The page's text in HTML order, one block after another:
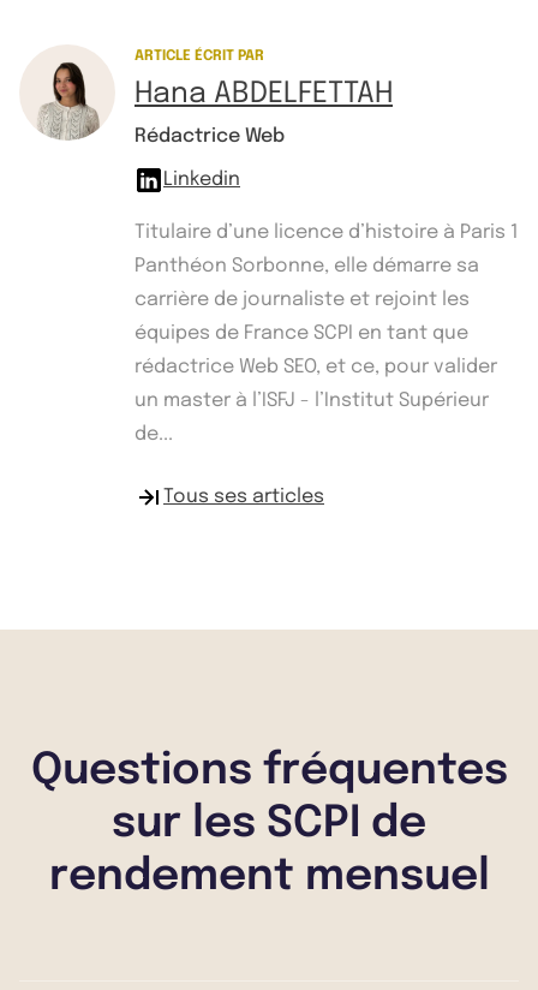
ARTICLE ÉCRIT PAR
Hana ABDELFETTAH
Rédactrice Web
Linkedin
Titulaire d’une licence d’histoire à Paris 1
Panthéon Sorbonne, elle démarre sa
carrière de journaliste et rejoint les
équipes de France SCPI en tant que
rédactrice Web SEO, et ce, pour valider
un master à l’ISFJ - l’Institut Supérieur
de...
Tous ses articles
Questions fréquentes
sur les SCPI de
rendement mensuel